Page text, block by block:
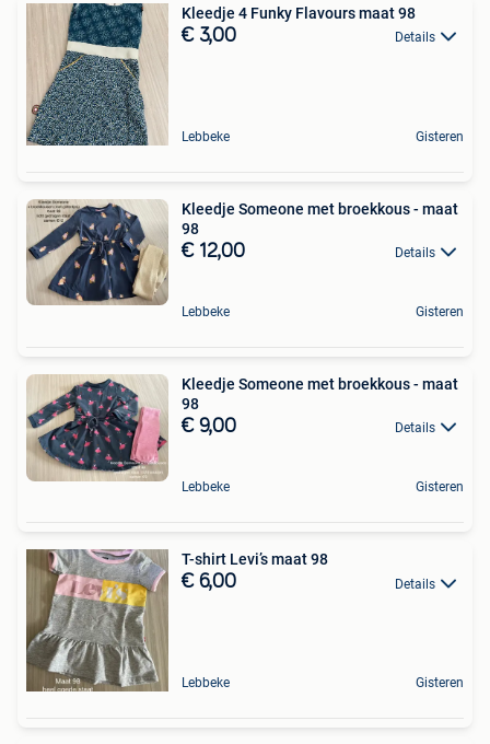
Kleedje 4 Funky Flavours maat 98
€ 3,00 Details
Lebbeke Gisteren
Kleedje Someone met broekkous - maat
98
€ 12,00 Details
Lebbeke Gisteren
Kleedje Someone met broekkous - maat
98
€ 9,00 Details
Lebbeke Gisteren
T-shirt Levi’s maat 98
€ 6,00 Details
Lebbeke Gisteren